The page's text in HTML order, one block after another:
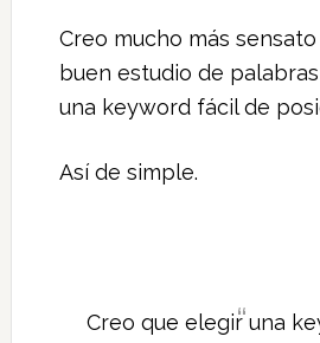
Creo mucho más
buen estudio de
una keyword fácil de
Así de simple.
Creo que elegir una